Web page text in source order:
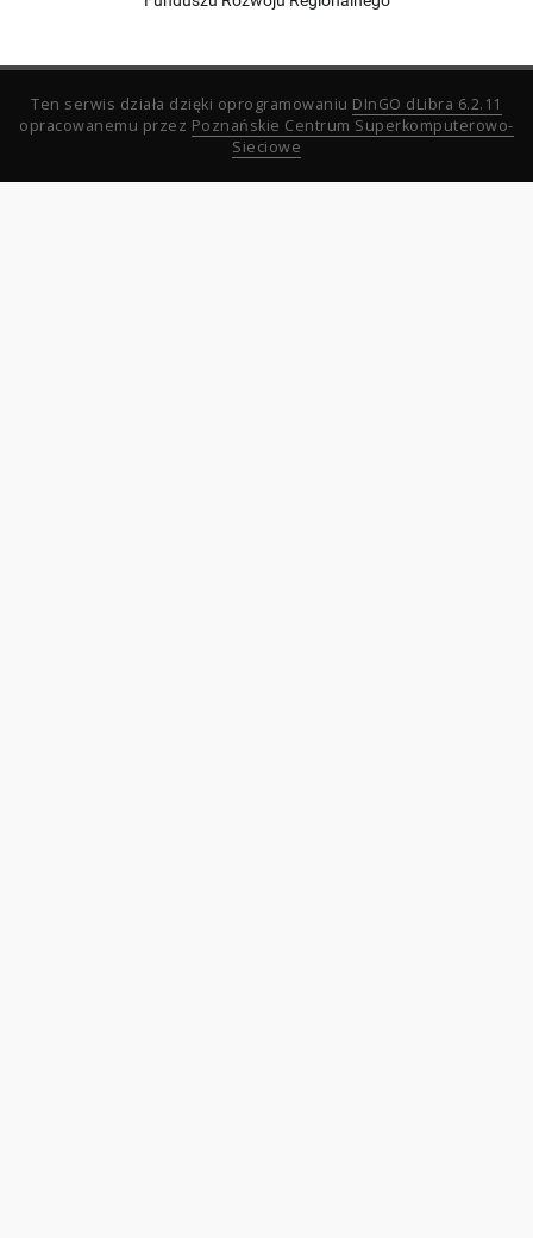
Ten serwis działa dzięki oprogramowaniu DInGO dLibra 6.2.11
opracowanemu przez Poznańskie Centrum Superkomputerowo-
Sieciowe